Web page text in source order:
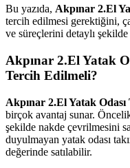
Bu yazıda, Akpınar 2.El
tercih edilmesi gerektiğini,
ve süreçlerini detaylı şekilde
Akpınar 2.El Yatak
Tercih Edilmeli?
Akpınar 2.El Yatak Odası
birçok avantaj sunar.
şekilde nakde çevrilmesini
duyulmayan yatak odası
değerinde satılabilir.